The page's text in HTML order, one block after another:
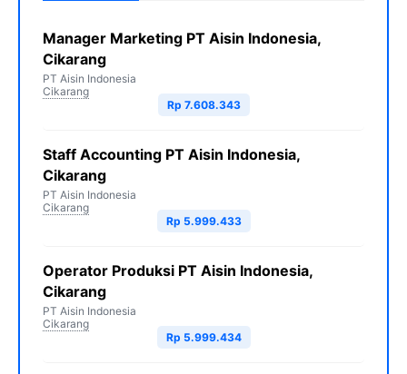
Manager Marketing PT Aisin Indonesia,
Cikarang
PT Aisin Indonesia
Cikarang
Rp 7.608.343
Staff Accounting PT Aisin Indonesia,
Cikarang
PT Aisin Indonesia
Cikarang
Rp 5.999.433
Operator Produksi PT Aisin Indonesia,
Cikarang
PT Aisin Indonesia
Cikarang
Rp 5.999.434